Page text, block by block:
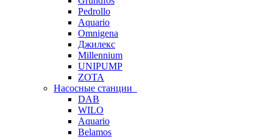
Pedrollo
Aquario
Omnigena
Джилекс
Millennium
UNIPUMP
ZOTA
Насосные станции
DAB
WILO
Aquario
Belamos